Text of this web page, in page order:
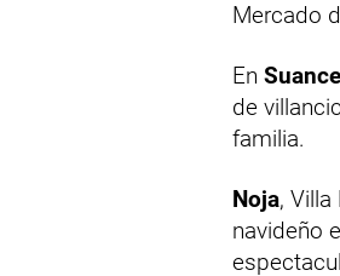
Mercado
En
de
familia.
Noja,
navideño